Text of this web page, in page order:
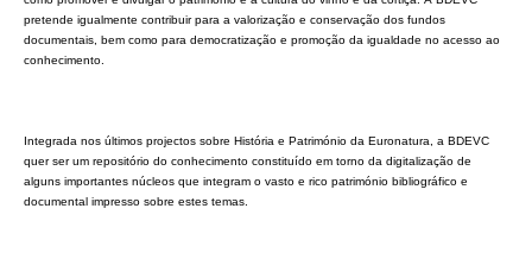
pretende igualmente contribuir para a valorização e conservação dos fundos
documentais, bem como para democratização e promoção da igualdade no acesso ao
conhecimento.
Integrada nos últimos projectos sobre História e Património da Euronatura, a BDEVC
quer ser um repositório do conhecimento constituído em torno da digitalização de
alguns importantes núcleos que integram o vasto e rico património bibliográfico e
documental impresso sobre estes temas.